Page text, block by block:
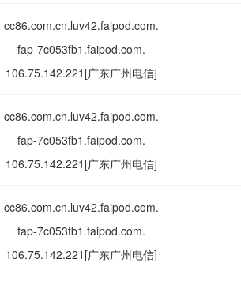
cc86.com.cn.luv42.faipod.com.
fap-7c053fb1.faipod.com.
106.75.142.221[广东广州电信]
cc86.com.cn.luv42.faipod.com.
fap-7c053fb1.faipod.com.
106.75.142.221[广东广州电信]
cc86.com.cn.luv42.faipod.com.
fap-7c053fb1.faipod.com.
106.75.142.221[广东广州电信]